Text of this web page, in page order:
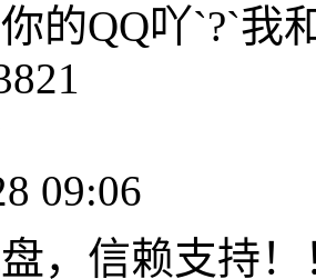
的QQ吖`?`我
09:06
，信赖支持！